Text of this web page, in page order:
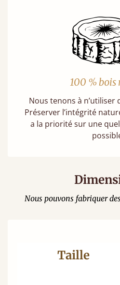
100 % bois
Nous tenons à n’utiliser
Préserver l’intégrité
a la priorité sur une
Nous pouvons fabriquer
Taille